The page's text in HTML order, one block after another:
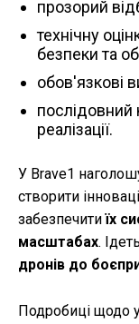
прозорий
технічну
безпеки та
обов'язкові
послідовний
реалізації.
У Brave1
створити
забезпечитиїх
масштабах.
дронів до
Подробиці щодо